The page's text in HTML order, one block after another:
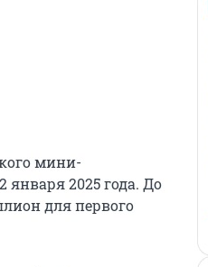
мини-
января 2025 года. До
для первого